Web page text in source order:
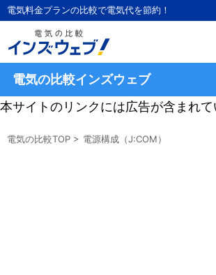
電気料金プランの比較で電気代を節約！
電気の比較インズウェブ
本サイトのリンクには広告が含まれて
電気の比較TOP > 電源構成（J:COM）